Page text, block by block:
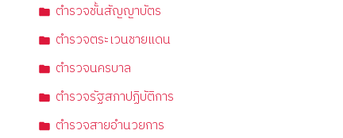
ตำรวจชั้นสัญญาบัตร
ตำรวจตระเวนชายแดน
ตำรวจนครบาล
ตำรวจรัฐสภาปฏิบัติการ
ตำรวจสายอำนวยการ